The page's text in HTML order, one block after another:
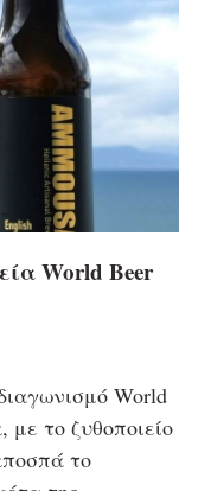
World Beer
World
το ζυθοποιείο
το